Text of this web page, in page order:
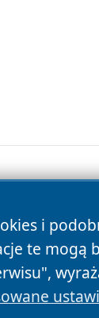
i
te mogą